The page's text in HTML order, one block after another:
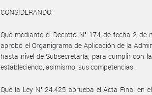
CONSIDERANDO:
Que mediante el Decreto N° 174 de fecha 2
aprobó el Organigrama de Aplicación de la
hasta nivel de Subsecretaría, para cumplir con
estableciendo, asimismo, sus competencias.
Que la Ley N° 24.425 aprueba el Acta Final en